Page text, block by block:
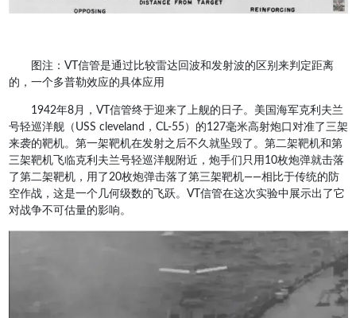
图注：VT信管是通过比较雷达回波和发射波的区别来判定距离
的，一个多普勒效应的具体应用
1942年8月，VT信管终于迎来了上舰的日子。美国海军克利夫兰
号轻巡洋舰（USS cleveland，CL-55）的127毫米高射炮口对准了三架
来袭的靶机。第一架靶机在发射之后不久就坠毁了。第二架靶机和第
三架靶机飞临克利夫兰号轻巡洋舰附近，炮手们只用10枚炮弹就击落
了第二架靶机，用了20枚炮弹击落了第三架靶机——相比于传统的防
空作战，这是一个几何级数的飞跃。VT信管在这次实验中展示出了它
对战争不可估量的影响。